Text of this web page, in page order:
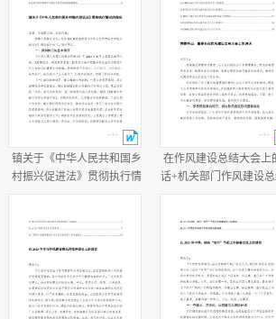
镇关于《中华人民共和国乡
村振兴促进法》贯彻执行情
况的报告+乡党委书记任职两
报告.docx
在作风建设总结大会上
话+机关部门作风建设
会主持词.docx